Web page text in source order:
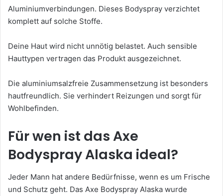
Aluminiumverbindungen. Dieses Bodyspray verzichtet
komplett auf solche Stoffe.
Deine Haut wird nicht unnötig belastet. Auch sensible
Hauttypen vertragen das Produkt ausgezeichnet.
Die aluminiumsalzfreie Zusammensetzung ist besonders
hautfreundlich. Sie verhindert Reizungen und sorgt für
Wohlbefinden.
Für wen ist das Axe
Bodyspray Alaska ideal?
Jeder Mann hat andere Bedürfnisse, wenn es um Frische
und Schutz geht. Das Axe Bodyspray Alaska wurde